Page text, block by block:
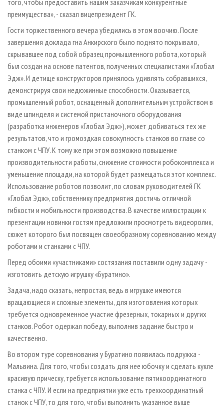
того, чтобы предоставить нашим заказчикам конкурентные
преимущества», - сказал вице­президент ГК.
Гости торжественного вечера убедились в этом воочию. После
завершения доклада г­на Анкирского было поднято покрывало,
скрывавшее под собой образец промышленного робота, который
был создан на основе патентов, полученных специалистами «Глобал
Эдж». И детище конструкторов принялось удивлять собравшихся,
демонстрируя свои недюжинные способности. Оказывается,
промышленный робот, оснащенный дополнительным устройством в
виде шпинделя и системой пристаночного оборудования
(разработка инженеров «Глобал Эдж»), может добиваться тех же
результатов, что и громоздкая совокупность станков во главе со
станком с ЧПУ. К тому же при этом возможно повышение
производительности работы, снижение стоимости робокомплекса и
уменьшение площади, на которой будет размещаться этот комплекс.
Использование роботов позволит, по словам руководителей ГК
«Глобал Эдж», собственнику предприятия достичь отличной
гибкости и мобильности производства. В качестве иллюстрации к
презентации новинки гостям предложили просмотреть видеоролик,
сюжет которого был посвящен своеобразному соревнованию между
роботами и станками с ЧПУ.
Перед обоими «участниками» состязания поставили одну задачу -
изготовить детскую игрушку «Буратино».
Задача, надо сказать, непростая, ведь в игрушке имеются
вращающиеся и сложные элементы, для изготовления которых
требуется одновременное участие фрезерных, токарных и других
станков. Робот одержал победу, выполнив задание быстро и
качественно.
Во втором туре соревнования у Буратино появилась подружка -
Мальвина. Для того, чтобы создать для нее юбочку и сделать кукле
красивую прическу, требуется использование пятикоординатного
станка с ЧПУ. И если на предприятии уже есть трехкоординатный
станок с ЧПУ, то для того, чтобы выполнить указанное выше